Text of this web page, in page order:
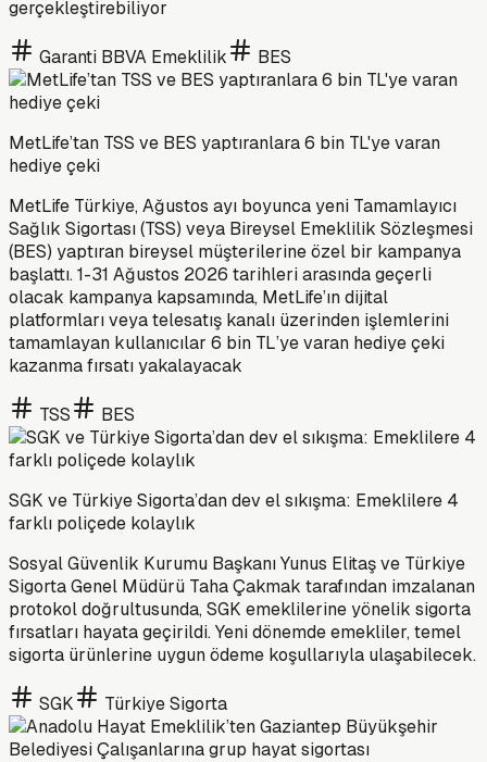
gerçekleştirebiliyor
Garanti BBVA Emeklilik BES
MetLife’tan TSS ve BES yaptıranlara 6 bin TL'ye varan
hediye çeki
MetLife Türkiye, Ağustos ayı boyunca yeni Tamamlayıcı
Sağlık Sigortası (TSS) veya Bireysel Emeklilik Sözleşmesi
(BES) yaptıran bireysel müşterilerine özel bir kampanya
başlattı. 1-31 Ağustos 2026 tarihleri arasında geçerli
olacak kampanya kapsamında, MetLife’ın dijital
platformları veya telesatış kanalı üzerinden işlemlerini
tamamlayan kullanıcılar 6 bin TL’ye varan hediye çeki
kazanma fırsatı yakalayacak
TSS BES
SGK ve Türkiye Sigorta’dan dev el sıkışma: Emeklilere 4
farklı poliçede kolaylık
Sosyal Güvenlik Kurumu Başkanı Yunus Elitaş ve Türkiye
Sigorta Genel Müdürü Taha Çakmak tarafından imzalanan
protokol doğrultusunda, SGK emeklilerine yönelik sigorta
fırsatları hayata geçirildi. Yeni dönemde emekliler, temel
sigorta ürünlerine uygun ödeme koşullarıyla ulaşabilecek.
SGK Türkiye Sigorta